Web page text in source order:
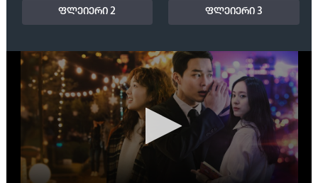
ფლეიერი 2 ფლეიერი 3